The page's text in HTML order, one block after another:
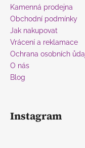
Kamenná prodejna
Obchodní podmínky
Jak nakupovat
Vrácení a reklamace
Ochrana osobních
O nás
Blog
Instagram